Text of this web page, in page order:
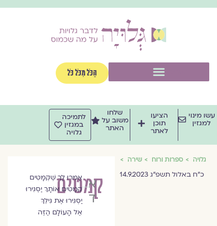
הַכֹּל מִכֹּל כֹּל
מינוי
למגזין
הציעו
תוכן
לאתר
שלחו
משוב על
האתר
לתמיכה
במגזין
גלויה
גלויה ספרות ורוח שירה
כ״ח באלול תשפ״ג 14.9.2023 קמטים
אורנה
דן
אָמְרוּ לָךְ שֶׁקְּמָטִים
קְמָטִים אוֹתָךְ יַסְגִּירוּ
יַסְגִּירוּ אֶת גִּילֵךְ
אֶל הָעוֹלָם הַזֶּה